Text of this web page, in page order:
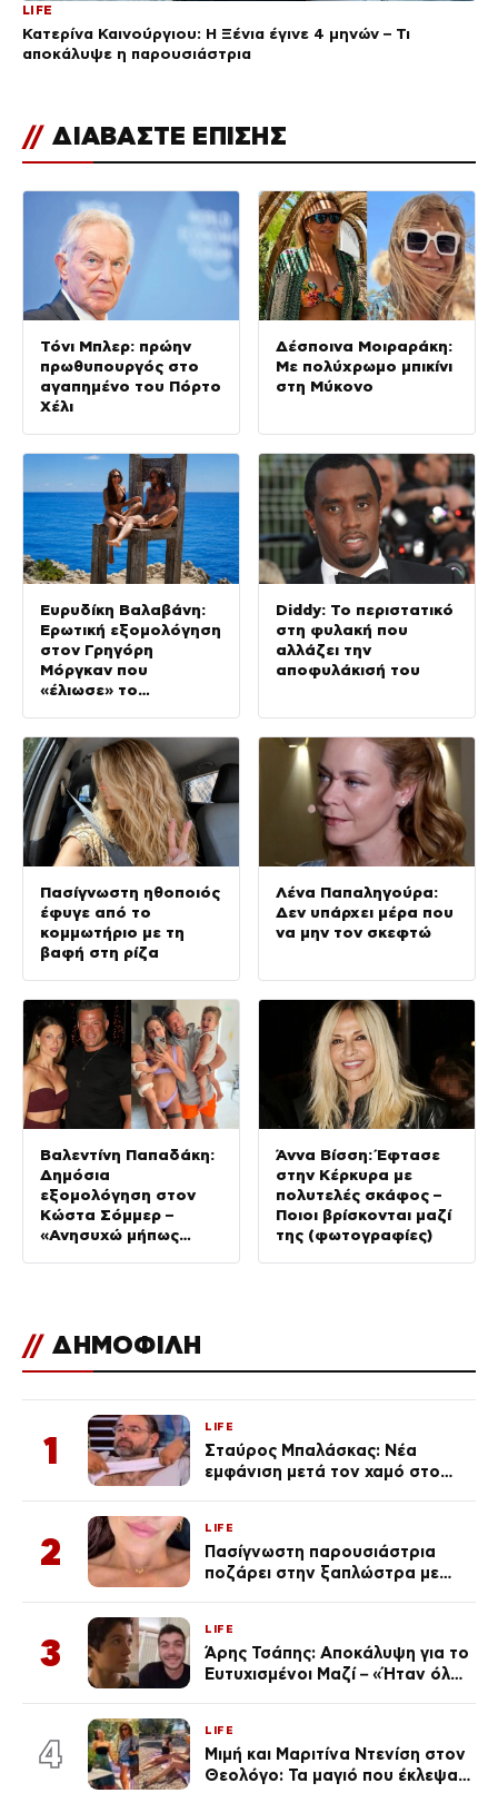
LIFE
Κατερίνα Καινούργιου: Η Ξένια έγινε 4 μηνών – Τι
αποκάλυψε η παρουσιάστρια
// ΔΙΑΒΑΣΤΕ ΕΠΙΣΗΣ
Τόνι Μπλερ: πρώην
πρωθυπουργός στο
αγαπημένο του Πόρτο
Χέλι
Δέσποινα Μοιραράκη:
Με πολύχρωμο μπικίνι
στη Μύκονο
Ευρυδίκη Βαλαβάνη:
Ερωτική εξομολόγηση
στον Γρηγόρη
Μόργκαν που
«έλιωσε» το
Diddy: Το περιστατικό
στη φυλακή που
αλλάζει την
αποφυλάκισή του
Πασίγνωστη ηθοποιός
έφυγε από το
κομμωτήριο με τη
βαφή στη ρίζα
Λένα Παπαληγούρα:
Δεν υπάρχει μέρα που
να μην τον σκεφτώ
Βαλεντίνη Παπαδάκη:
Δημόσια
εξομολόγηση στον
Κώστα Σόμμερ –
«Ανησυχώ μήπως
Άννα Βίσση: Έφτασε
στην Κέρκυρα με
πολυτελές σκάφος –
Ποιοι βρίσκονται μαζί
της (φωτογραφίες)
// ΔΗΜΟΦΙΛΗ
1
LIFE
Σταύρος Μπαλάσκας: Νέα
εμφάνιση μετά τον χαμό στο
2
LIFE
Πασίγνωστη παρουσιάστρια
ποζάρει στην ξαπλώστρα με
3
LIFE
Άρης Τσάπης: Αποκάλυψη για το
Ευτυχισμένοι Μαζί – «Ήταν όλα
4
LIFE
Μιμή και Μαριτίνα Ντενίση στον
Θεολόγο: Τα μαγιό που έκλεψαν